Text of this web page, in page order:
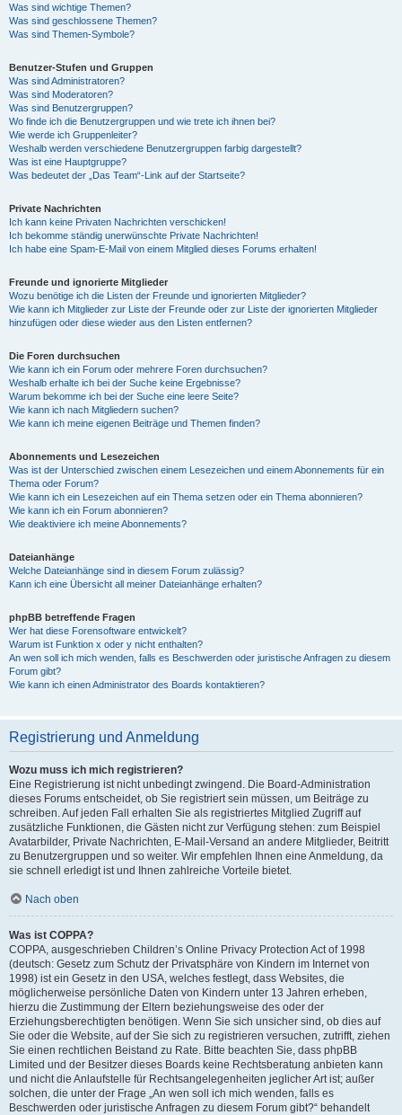
Was sind wichtige Themen?
Was sind geschlossene Themen?
Was sind Themen-Symbole?
Benutzer-Stufen und Gruppen
Was sind Administratoren?
Was sind Moderatoren?
Was sind Benutzergruppen?
Wo finde ich die Benutzergruppen und wie trete ich ihnen bei?
Wie werde ich Gruppenleiter?
Weshalb werden verschiedene Benutzergruppen farbig dargestellt?
Was ist eine Hauptgruppe?
Was bedeutet der „Das Team“-Link auf der Startseite?
Private Nachrichten
Ich kann keine Privaten Nachrichten verschicken!
Ich bekomme ständig unerwünschte Private Nachrichten!
Ich habe eine Spam-E-Mail von einem Mitglied dieses Forums erhalten!
Freunde und ignorierte Mitglieder
Wozu benötige ich die Listen der Freunde und ignorierten Mitglieder?
Wie kann ich Mitglieder zur Liste der Freunde oder zur Liste der ignorierten Mitglieder
hinzufügen oder diese wieder aus den Listen entfernen?
Die Foren durchsuchen
Wie kann ich ein Forum oder mehrere Foren durchsuchen?
Weshalb erhalte ich bei der Suche keine Ergebnisse?
Warum bekomme ich bei der Suche eine leere Seite?
Wie kann ich nach Mitgliedern suchen?
Wie kann ich meine eigenen Beiträge und Themen finden?
Abonnements und Lesezeichen
Was ist der Unterschied zwischen einem Lesezeichen und einem Abonnements für ein
Thema oder Forum?
Wie kann ich ein Lesezeichen auf ein Thema setzen oder ein Thema abonnieren?
Wie kann ich ein Forum abonnieren?
Wie deaktiviere ich meine Abonnements?
Dateianhänge
Welche Dateianhänge sind in diesem Forum zulässig?
Kann ich eine Übersicht all meiner Dateianhänge erhalten?
phpBB betreffende Fragen
Wer hat diese Forensoftware entwickelt?
Warum ist Funktion x oder y nicht enthalten?
An wen soll ich mich wenden, falls es Beschwerden oder juristische Anfragen zu diesem
Forum gibt?
Wie kann ich einen Administrator des Boards kontaktieren?
Registrierung und Anmeldung
Wozu muss ich mich registrieren?
Eine Registrierung ist nicht unbedingt zwingend. Die Board-Administration
dieses Forums entscheidet, ob Sie registriert sein müssen, um Beiträge zu
schreiben. Auf jeden Fall erhalten Sie als registriertes Mitglied Zugriff auf
zusätzliche Funktionen, die Gästen nicht zur Verfügung stehen: zum Beispiel
Avatarbilder, Private Nachrichten, E-Mail-Versand an andere Mitglieder, Beitritt
zu Benutzergruppen und so weiter. Wir empfehlen Ihnen eine Anmeldung, da
sie schnell erledigt ist und Ihnen zahlreiche Vorteile bietet.
Nach oben
Was ist COPPA?
COPPA, ausgeschrieben Children’s Online Privacy Protection Act of 1998
(deutsch: Gesetz zum Schutz der Privatsphäre von Kindern im Internet von
1998) ist ein Gesetz in den USA, welches festlegt, dass Websites, die
möglicherweise persönliche Daten von Kindern unter 13 Jahren erheben,
hierzu die Zustimmung der Eltern beziehungsweise des oder der
Erziehungsberechtigten benötigen. Wenn Sie sich unsicher sind, ob dies auf
Sie oder die Website, auf der Sie sich zu registrieren versuchen, zutrifft, ziehen
Sie einen rechtlichen Beistand zu Rate. Bitte beachten Sie, dass phpBB
Limited und der Besitzer dieses Boards keine Rechtsberatung anbieten kann
und nicht die Anlaufstelle für Rechtsangelegenheiten jeglicher Art ist; außer
solchen, die unter der Frage „An wen soll ich mich wenden, falls es
Beschwerden oder juristische Anfragen zu diesem Forum gibt?“ behandelt